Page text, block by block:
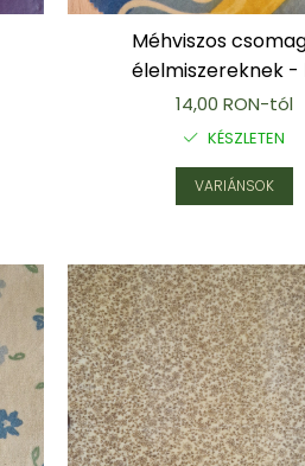
Méhviszos
élelmiszereknek -
14,00 RON-tól
KÉSZLETEN
VARIÁNSOK